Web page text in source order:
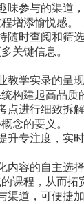
味参与的渠道
增添愉悦感。
随时查阅和筛
关键信息。
教学实录的呈
构建起高品质
点进行细致拆
念的要义。
升专注度，实
内容的自主选
课程，从而拓
渠道，可便捷